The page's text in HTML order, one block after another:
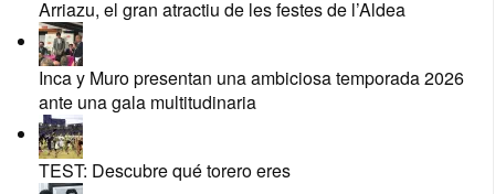
Arriazu, el gran atractiu de les festes de l’Aldea
Inca y Muro presentan una ambiciosa temporada 2026
ante una gala multitudinaria
TEST: Descubre qué torero eres